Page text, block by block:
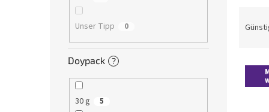
Unser Tipp 0
Doypack ?
30 g 5